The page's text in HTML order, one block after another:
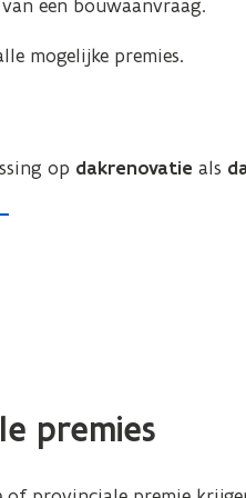
een bouwaanvraag.
mogelijke premies.
op dakrenovatieals
premies